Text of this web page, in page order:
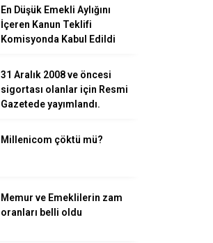
En Düşük Emekli Aylığını
İçeren Kanun Teklifi
Komisyonda Kabul Edildi
31 Aralık 2008 ve öncesi
sigortası olanlar için Resmi
Gazetede yayımlandı.
Millenicom çöktü mü?
Memur ve Emeklilerin zam
oranları belli oldu